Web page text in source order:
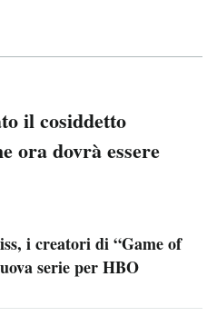
il cosiddetto
ora dovrà essere
i creatori di “Game of
serie per HBO